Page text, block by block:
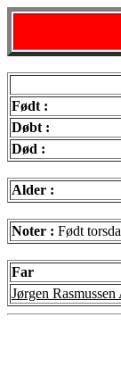
Født :
Døbt :
Død :
Alder :
Noter : Født
Far
Jørgen